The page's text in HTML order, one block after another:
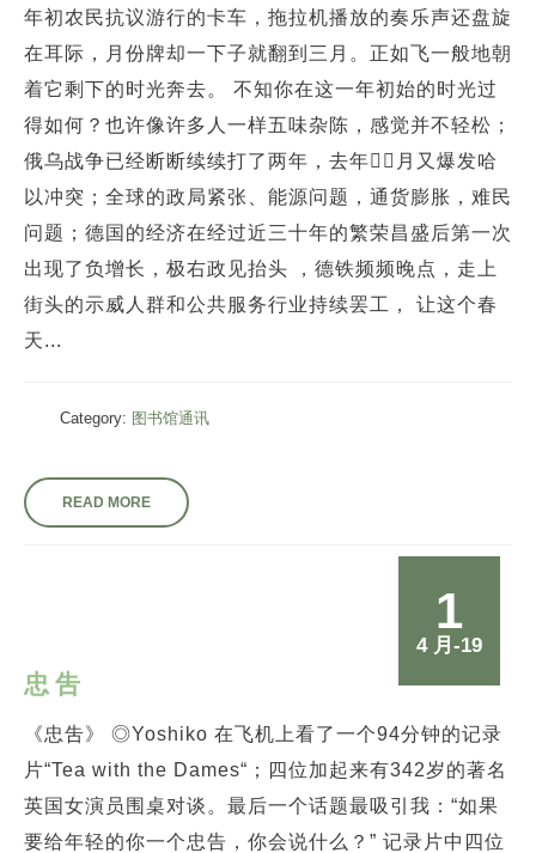
年初农民抗议游行的卡车，拖拉机播放的奏乐声还盘旋
在耳际，月份牌却一下子就翻到三月。正如飞一般地朝
着它剩下的时光奔去。 不知你在这一年初始的时光过
得如何？也许像许多人一样五味杂陈，感觉并不轻松；
俄乌战争已经断断续续打了两年，去年􏚲􏚱月又爆发哈
以冲突；全球的政局紧张、能源问题，通货膨胀，难民
问题；德国的经济在经过近三十年的繁荣昌盛后第一次
出现了负增长，极右政见抬头 ，德铁频频晚点，走上
街头的示威人群和公共服务行业持续罢工， 让这个春
天...
Category: 图书馆通讯
READ MORE
1
4 月-19
忠吿
《忠吿》 ◎Yoshiko 在飞机上看了一个94分钟的记录
片“Tea with the Dames“；四位加起来有342岁的著名
英国女演员围桌对谈。最后一个话题最吸引我：“如果
要给年轻的你一个忠告，你会说什么？” 记录片中四位